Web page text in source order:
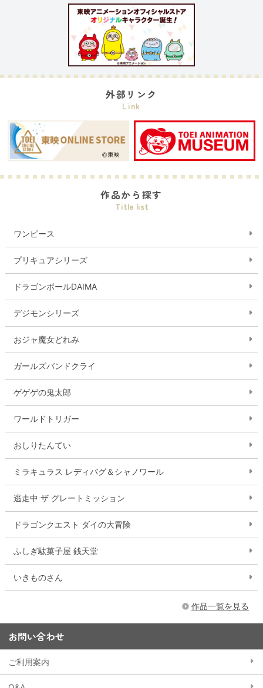
外部リンク
Link
作品から探す
Title list
ワンピース
プリキュアシリーズ
ドラゴンボールDAIMA
デジモンシリーズ
おジャ魔女どれみ
ガールズバンドクライ
ゲゲゲの鬼太郎
ワールドトリガー
おしりたんてい
ミラキュラス レディバグ＆シャノワール
逃走中 ザ グレートミッション
ドラゴンクエスト ダイの大冒険
ふしぎ駄菓子屋 銭天堂
いきものさん
作品一覧を見る
お問い合わせ
ご利用案内